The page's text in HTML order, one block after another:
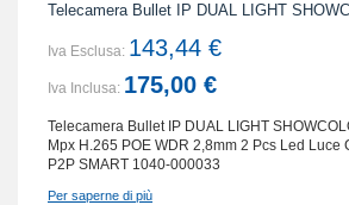
Telecamera Bullet IP DUAL LIGHT
Iva Esclusa: 143,44 €
Iva Inclusa: 175,00 €
Telecamera Bullet IP DUAL LIGHT
Mpx H.265 POE WDR 2,8mm 2 Pcs Led Luce
P2P SMART 1040-000033
Per saperne di più